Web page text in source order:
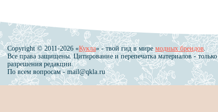
Copyright © 2011-2026 «Кукла» - твой гид в миремодных брендов.
Все права защищены. Цитирование и перепечатка материалов - только
разрешения редакции.
По всем вопросам - mail@qkla.ru